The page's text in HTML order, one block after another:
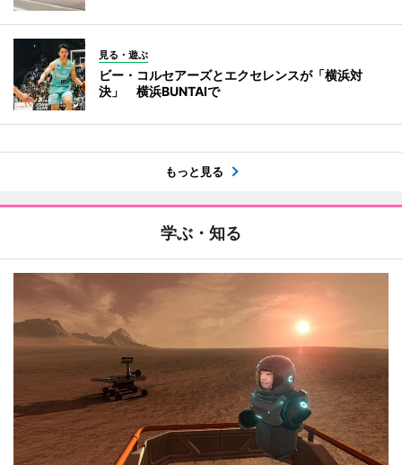
見る・遊ぶ
ビー・コルセアーズとエクセレンスが「横浜対
決」 横浜BUNTAIで
もっと見る
学ぶ・知る